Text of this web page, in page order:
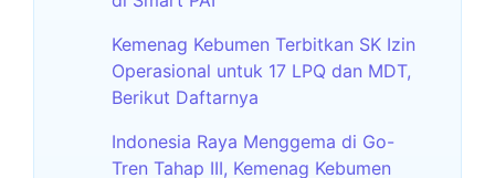
Kemenag Kebumen Terbitkan SK Izin
Operasional untuk 17 LPQ dan MDT,
Berikut Daftarnya
Indonesia Raya Menggema di Go-
Tren Tahap III, Kemenag Kebumen